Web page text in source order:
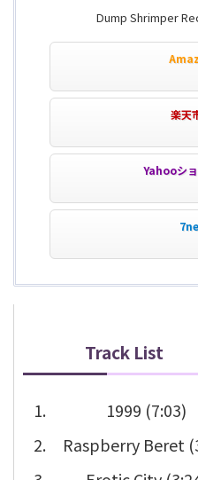
Dump Shrimper
楽天
Yahooシ
Track List
1999 (7:03)
Raspberry Beret